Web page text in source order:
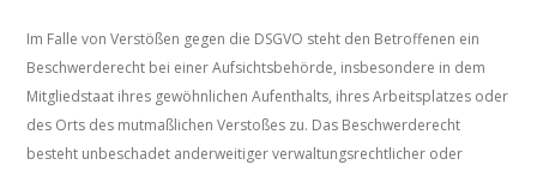
Im Falle von Verstößen gegen die DSGVO steht den Betroffenen ein
Beschwerderecht bei einer Aufsichtsbehörde, insbesondere in dem
Mitgliedstaat ihres gewöhnlichen Aufenthalts, ihres Arbeitsplatzes oder
des Orts des mutmaßlichen Verstoßes zu. Das Beschwerderecht
besteht unbeschadet anderweitiger verwaltungsrechtlicher oder